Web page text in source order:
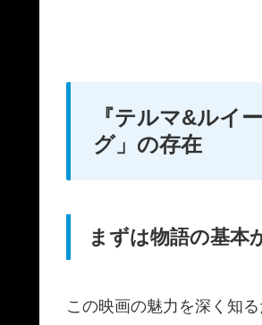
『テルマ&ルイ
グ」の存在
まずは物語の基本
この映画の魅力を深く知